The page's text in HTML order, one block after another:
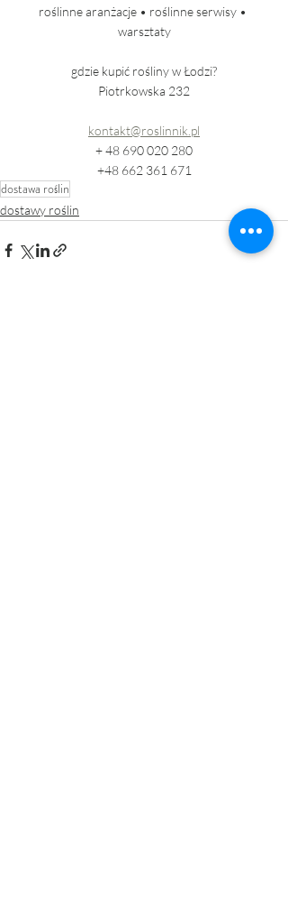
roślinne aranżacje • roślinne serwisy •
warsztaty
gdzie kupić rośliny w Łodzi?
Piotrkowska 232
kontakt@roslinnik.pl
+ 48 690 020 280
+48 662 361 671
dostawa roślin
dostawy roślin